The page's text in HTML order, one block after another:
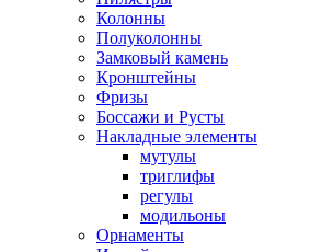
Колонны
Полуколонны
Замковый камень
Кронштейны
Фризы
Боссажи и Русты
Накладные элементы
мутулы
триглифы
регулы
модильоны
Орнаменты